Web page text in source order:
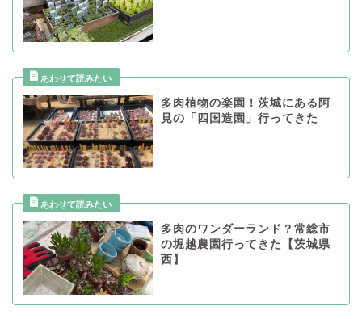
多肉植物の楽園！茨城にある阿
見の「四国造園」行ってきた
多肉のワンダーランド？常総市
の堀越農園行ってきた【茨城県
西】